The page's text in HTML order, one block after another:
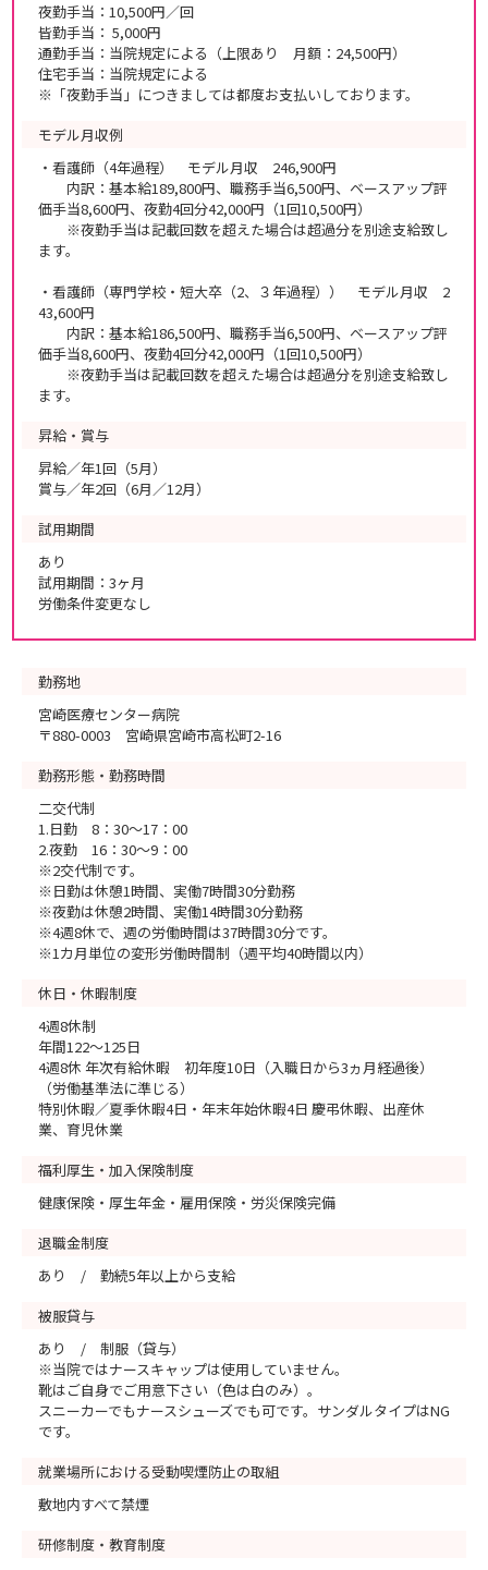
夜勤手当：10,500円／回
皆勤手当： 5,000円
通勤手当：当院規定による（上限あり 月額：24,500円）
住宅手当：当院規定による
※「夜勤手当」につきましては都度お支払いしております。
モデル月収例
・看護師（4年過程） モデル月収 246,900円
内訳：基本給189,800円、職務手当6,500円、ベースアップ評
価手当8,600円、夜勤4回分42,000円（1回10,500円）
※夜勤手当は記載回数を超えた場合は超過分を別途支給致し
ます。
・看護師（専門学校・短大卒（2、３年過程）） モデル月収 2
43,600円
内訳：基本給186,500円、職務手当6,500円、ベースアップ評
価手当8,600円、夜勤4回分42,000円（1回10,500円）
※夜勤手当は記載回数を超えた場合は超過分を別途支給致し
ます。
昇給・賞与
昇給／年1回（5月）
賞与／年2回（6月／12月）
試用期間
あり
試用期間：3ヶ月
労働条件変更なし
勤務地
宮崎医療センター病院
〒880-0003 宮崎県宮崎市高松町2-16
勤務形態・勤務時間
二交代制
1.日勤 8：30～17：00
2.夜勤 16：30～9：00
※2交代制です。
※日勤は休憩1時間、実働7時間30分勤務
※夜勤は休憩2時間、実働14時間30分勤務
※4週8休で、週の労働時間は37時間30分です。
※1カ月単位の変形労働時間制（週平均40時間以内）
休日・休暇制度
4週8休制
年間122～125日
4週8休 年次有給休暇 初年度10日（入職日から3ヵ月経過後）
（労働基準法に準じる）
特別休暇／夏季休暇4日・年末年始休暇4日 慶弔休暇、出産休
業、育児休業
福利厚生・加入保険制度
健康保険・厚生年金・雇用保険・労災保険完備
退職金制度
あり / 勤続5年以上から支給
被服貸与
あり / 制服（貸与）
※当院ではナースキャップは使用していません。
靴はご自身でご用意下さい（色は白のみ）。
スニーカーでもナースシューズでも可です。サンダルタイプはNG
です。
就業場所における受動喫煙防止の取組
敷地内すべて禁煙
研修制度・教育制度